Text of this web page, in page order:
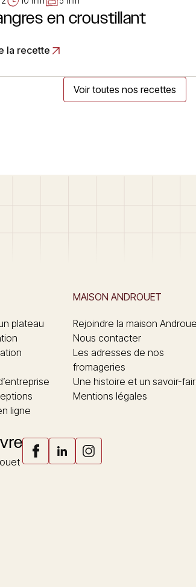
en croustillant
la recette
Voir toutes nos recettes
plateau
ligne
MAISON ANDROUET
Rejoindre la maison
Nous contacter
Les adresses de nos
fromageries
Une histoire et un savoir-
Mentions légales